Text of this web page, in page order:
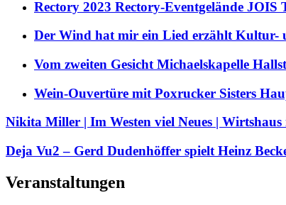
Rectory 2023 Rectory-Eventgelände JOIS
Der Wind hat mir ein Lied erzählt Kultur-
Vom zweiten Gesicht Michaelskapelle
Wein-Ouvertüre mit Poxrucker Sisters
Nikita Miller | Im Westen viel Neues |
Deja Vu2 – Gerd Dudenhöffer spielt Heinz
Veranstaltungen